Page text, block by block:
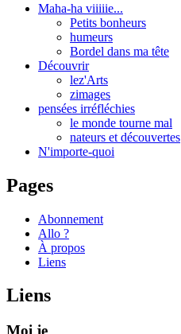
Maha-ha viiiiie...
Petits bonheurs
humeurs
Bordel dans ma tête
Découvrir
lez'Arts
zimages
pensées irréfléchies
le monde tourne mal
nateurs et découvertes
N'importe-quoi
Pages
Abonnement
Allo ?
À propos
Liens
Liens